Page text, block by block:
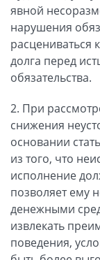
явной
нарушения
расцениваться
долга перед
обязательства.
2. При
снижения
основании
из того, что
исполнение
позволяет ему
денежными
извлекать
поведения,